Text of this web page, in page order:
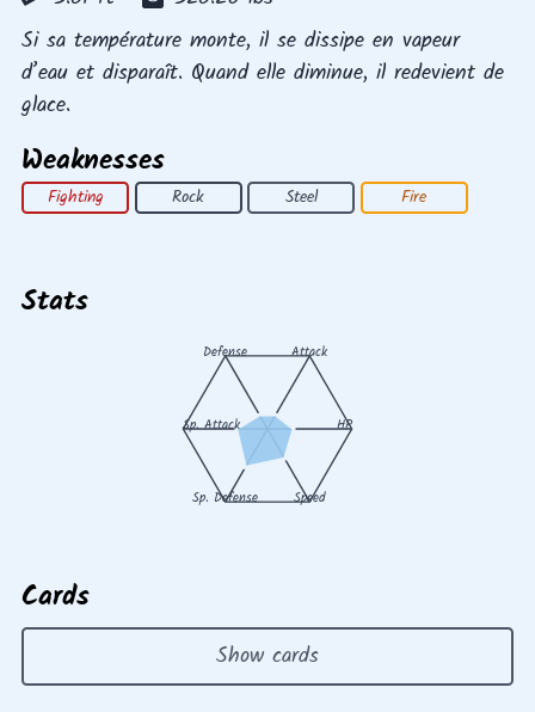
Si sa température monte, il se dissipe en vapeur
d’eau et disparaît. Quand elle diminue, il redevient de
glace.
Weaknesses
Fighting Rock Steel Fire
Stats
HP
Attack
Defense
Sp. Attack
Sp. Defense Speed
Cards
Show cards